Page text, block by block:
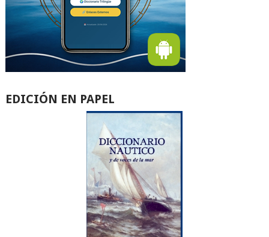
EDICIÓN EN PAPEL